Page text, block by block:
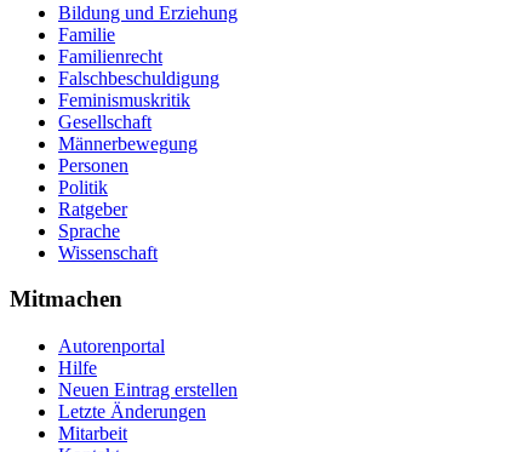
Bildung und Erziehung
Familie
Familienrecht
Falschbeschuldigung
Feminismuskritik
Gesellschaft
Männerbewegung
Personen
Politik
Ratgeber
Sprache
Wissenschaft
Mitmachen
Autorenportal
Hilfe
Neuen Eintrag erstellen
Letzte Änderungen
Mitarbeit